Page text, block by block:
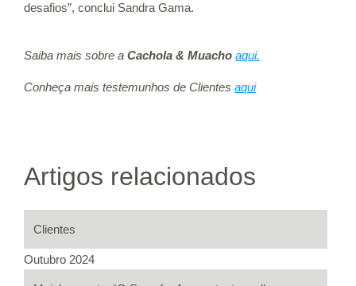
desafios”, conclui Sandra Gama.
Saiba mais sobre aCachola & Muacho aqui.
Conheça mais testemunhos de Clientesaqui
Artigos relacionados
Clientes
Outubro 2024